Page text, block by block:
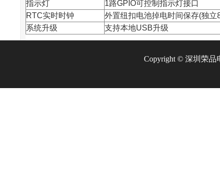
指示灯
1路GPIO可控制指示灯接口
RTC实时时钟
外置纽扣电池掉电时间保存(独
系统升级
支持本地USB升级
Copyright © 深圳荣品